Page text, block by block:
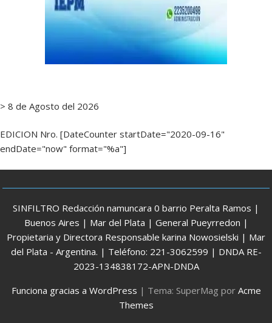
> 8 de Agosto del 2026
EDICION Nro. [DateCounter startDate="2020-09-16"
endDate="now" format="%a"]
SINFILTRO Redacción namuncara 0 barrio Peralta Ramos |
Buenos Aires | Mar del Plata | General Pueyrredon |
Propietaria y Directora Responsable karina Nowosielski | Mar
del Plata - Argentina. | Teléfono: 221-3062599 | DNDA RE-
2023-134838172-APN-DNDA
Funciona gracias a WordPress | Tema: SuperMag por Acme
Themes